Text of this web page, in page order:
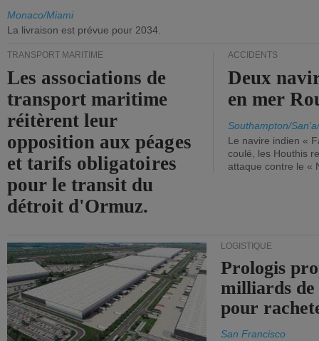
Monaco/Miami
La livraison est prévue pour 2034.
TRANSPORT MARITIME
Les associations de
transport maritime
réitèrent leur
opposition aux péages
et tarifs obligatoires
pour le transit du
détroit d'Ormuz.
ACCIDENTS
Deux
en mer
Southampton/
Le navire indien «
coulé, les Houthis
attaque contre le «
LOGISTIQUE
Prologis
milliards
pour
San Francisco